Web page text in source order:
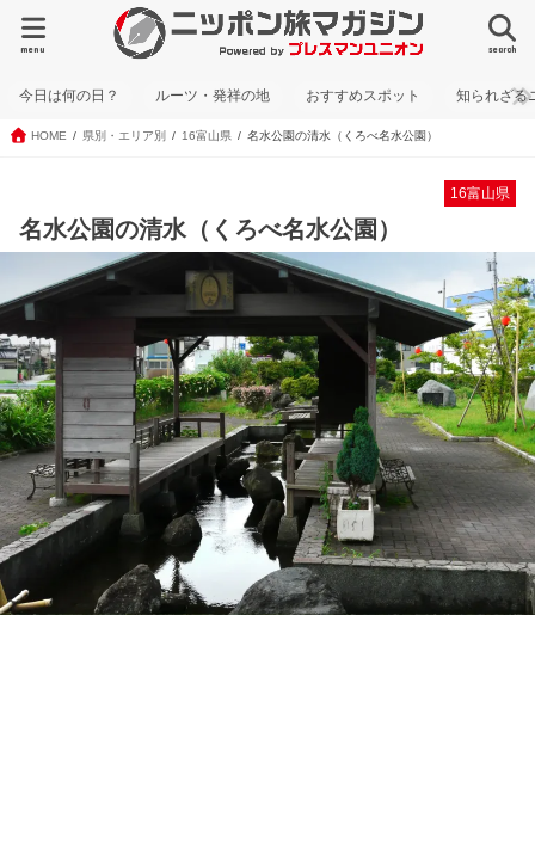
search
menu
今日は何の日？ ルーツ・発祥の地 おすすめスポット 知られざる
HOME 県別・エリア別 16富山県 名水公園の清水（くろべ名水公園）
16富山県
名水公園の清水（くろべ名水公園）